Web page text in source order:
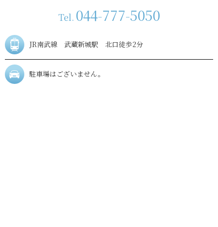
Tel. 044-777-5050
JR南武線 武蔵新城駅 北口徒歩2分
駐車場はございません。